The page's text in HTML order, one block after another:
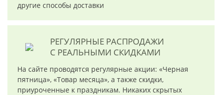
другие способы доставки
РЕГУЛЯРНЫЕ РАСПРОДАЖИ
С РЕАЛЬНЫМИ СКИДКАМИ
На сайте проводятся регулярные акции: «Черная
пятница», «Товар месяца», а также скидки,
приуроченные к праздникам. Никаких скрытых